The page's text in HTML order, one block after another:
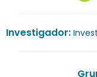
Investigador: